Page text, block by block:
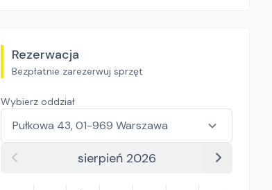
Rezerwacja
Bezpłatnie zarezerwuj sprzęt
Wybierz oddział
sierpień 2026